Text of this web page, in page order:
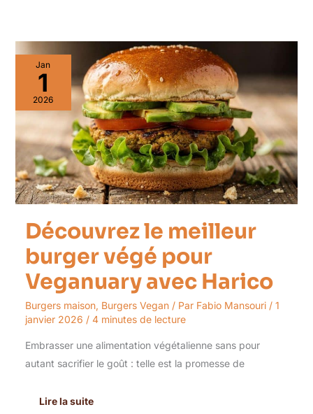
Jan
1
2026
Découvrez le meilleur
burger végé pour
Veganuary avec Harico
Burgers maison, Burgers Vegan/ Par Fabio Mansouri / 1
janvier 2026 / 4 minutes de lecture
Embrasser une alimentation végétalienne sans pour
autant sacrifier le goût : telle est la promesse de
Découvrez
le
meilleur
burger
végé
pour
Veganuary
avec
Harico
Lire la suite